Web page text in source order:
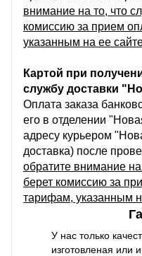
внимание на то, что
комиссию за прием
указанным на ее
Картой при
службу доставки
Оплата заказа
его в отделении
адресу курьером
доставка) после
обратите внимание
берет комиссию за
тарифам, указанным
У нас только
изготовленая или